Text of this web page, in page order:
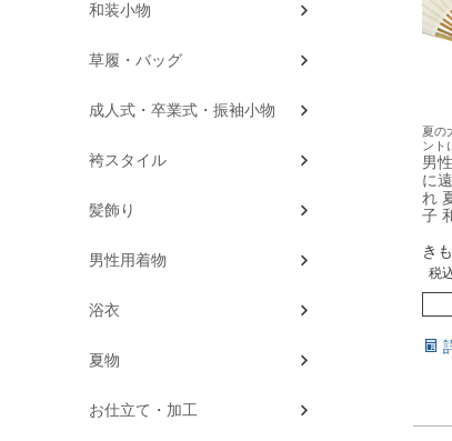
夏の
ント
男
に
れ
子
き
税
和装小物
草履・バッグ
成人式・卒業式・振袖小物
袴スタイル
髪飾り
男性用着物
浴衣
夏物
お仕立て・加工